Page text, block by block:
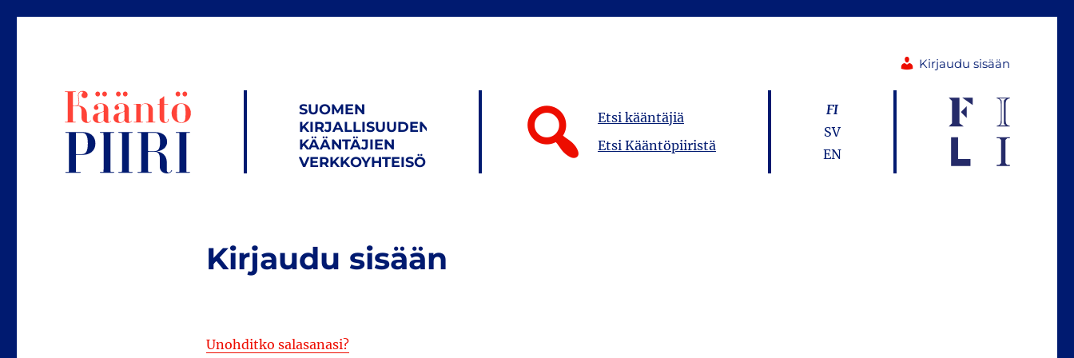
Kirjaudu sisään
SUOMEN
KIRJALLISUUDEN
KÄÄNTÄJIEN
VERKKOYHTEISÖ
Etsi kääntäjiä
Etsi Kääntöpiiristä
FI
SV
EN
Kirjaudu sisään
Unohditko salasanasi?